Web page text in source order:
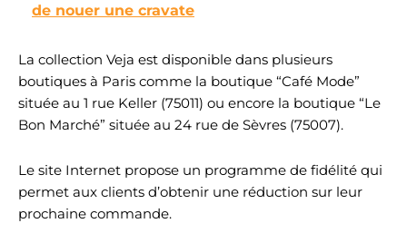
de nouer une cravate
La collection Veja est disponible dans plusieurs
boutiques à Paris comme la boutique “Café Mode”
située au 1 rue Keller (75011) ou encore la boutique “Le
Bon Marché” située au 24 rue de Sèvres (75007).
Le site Internet propose un programme de fidélité qui
permet aux clients d’obtenir une réduction sur leur
prochaine commande.